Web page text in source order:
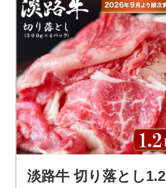
淡路牛 切り落とし1.2